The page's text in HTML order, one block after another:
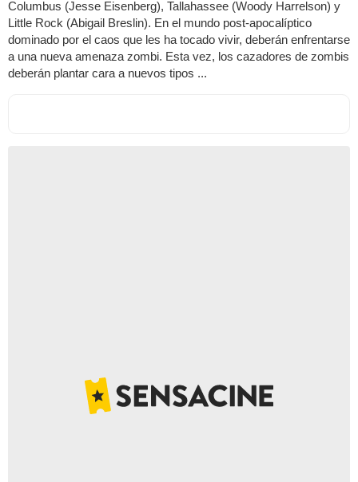
Columbus (Jesse Eisenberg), Tallahassee (Woody Harrelson) y
Little Rock (Abigail Breslin). En el mundo post-apocalíptico
dominado por el caos que les ha tocado vivir, deberán enfrentarse
a una nueva amenaza zombi. Esta vez, los cazadores de zombis
deberán plantar cara a nuevos tipos ...